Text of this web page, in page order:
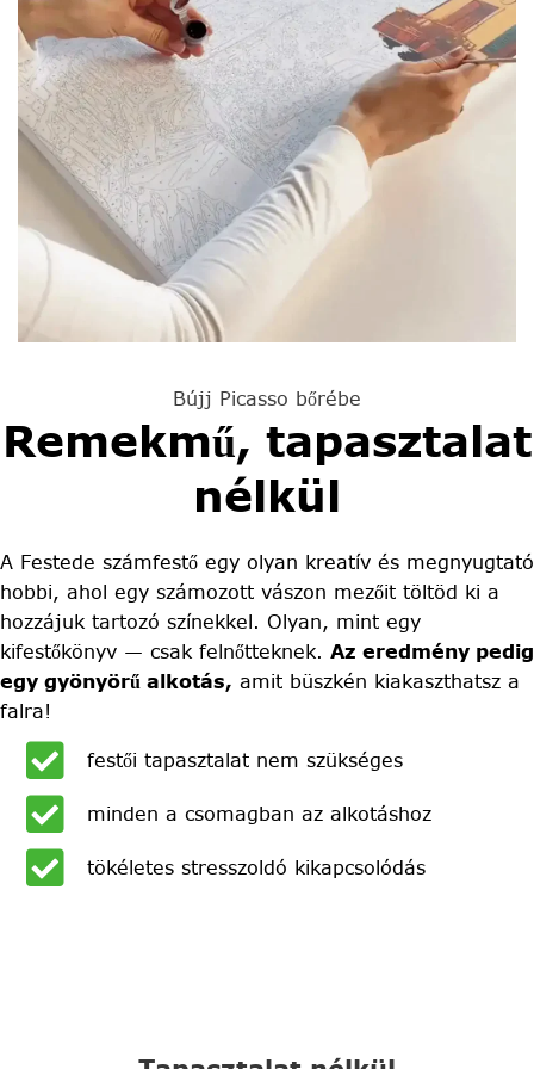
Bújj Picasso bőrébe
Remekmű, tapasztalat
nélkül
A Festede számfestő egy olyan kreatív és megnyugtató
hobbi, ahol egy számozott vászon mezőit töltöd ki a
hozzájuk tartozó színekkel. Olyan, mint egy
kifestőkönyv — csak felnőtteknek. Az eredmény pedig
egy gyönyörű alkotás, amit büszkén kiakaszthatsz a
falra!
festői tapasztalat nem szükséges
minden a csomagban az alkotáshoz
tökéletes stresszoldó kikapcsolódás